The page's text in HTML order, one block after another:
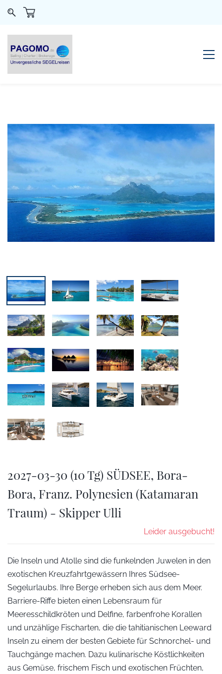
2027-03-30 (10 Tg) SÜDSEE, Bora-
Bora, Franz. Polynesien (Katamaran
Traum) - Skipper Ulli
Leider ausgebucht!
Die Inseln und Atolle sind die funkelnden Juwelen in den
exotischen Kreuzfahrtgewässern Ihres Südsee-
Segelurlaubs. Ihre Berge erheben sich aus dem Meer.
Barriere-Riffe bieten einen Lebensraum für
Meeresschildkröten und Delfine, farbenfrohe Korallen
und unzählige Fischarten, die die tahitianischen Leeward
Inseln zu einem der besten Gebiete für Schnorchel- und
Tauchgänge machen. Dazu kulinarische Köstlichkeiten
aus Gemüse, frischem Fisch und exotischen Früchten,